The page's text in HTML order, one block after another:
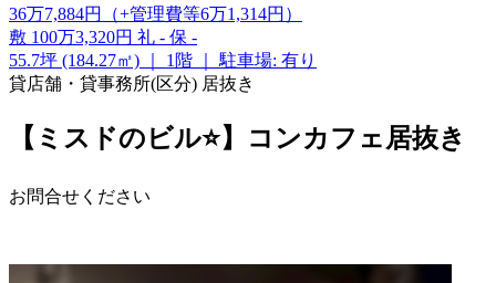
36万7,884円 （+管理費等6万1,314円 ）
敷 100万3,320円 礼 - 保 -
55.7坪 (184.27㎡)
1階
駐車場: 有り
貸店舗・貸事務所(区分) 居抜き
【ミスドのビル⭐】コンカフェ居抜き
お問合せください